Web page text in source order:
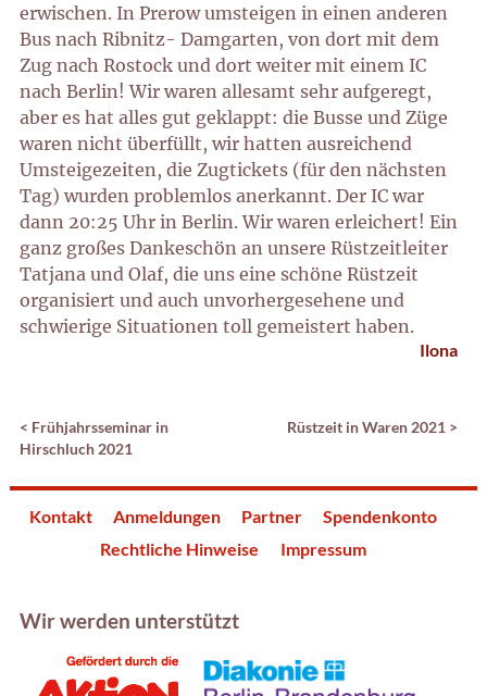
erwischen. In Prerow umsteigen in einen anderen
Bus nach Ribnitz- Damgarten, von dort mit dem
Zug nach Rostock und dort weiter mit einem IC
nach Berlin! Wir waren allesamt sehr aufgeregt,
aber es hat alles gut geklappt: die Busse und Züge
waren nicht überfüllt, wir hatten ausreichend
Umsteigezeiten, die Zugtickets (für den nächsten
Tag) wurden problemlos anerkannt. Der IC war
dann 20:25 Uhr in Berlin. Wir waren erleichert! Ein
ganz großes Dankeschön an unsere Rüstzeitleiter
Tatjana und Olaf, die uns eine schöne Rüstzeit
organisiert und auch unvorhergesehene und
schwierige Situationen toll gemeistert haben.
Ilona
< Frühjahrsseminar in
Hirschluch 2021
Rüstzeit in Waren 2021 >
Wir werden unterstützt
Kontakt Anmeldungen Partner
Spendenkonto
Rechtliche Hinweise
Impressum